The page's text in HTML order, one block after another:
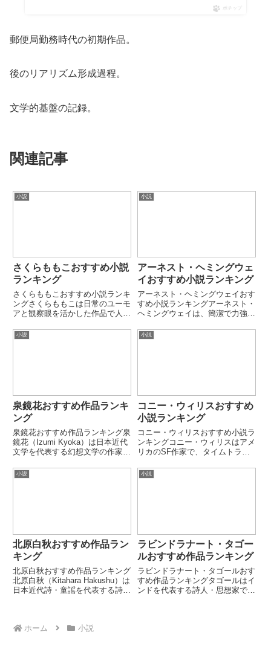
ポチップ
郵便局勤務時代の初期作品。
後のリアリズム形成過程。
文学的基盤の記録。
関連記事
小説
さくらももこおすすめ小説
ランキング
さくらももこおすすめ小説ランキ
ングさくらももこは日常のユーモ
アと観察眼を活かした作品で人気
イを中心に幅広いジャンルで活躍
小説
アーネスト・ヘミングウェ
イおすすめ小説ランキング
アーネスト・ヘミングウェイおす
すめ小説ランキングアーネスト・
ヘミングウェイは、簡潔で力強い
るテーマで知られるアメリカ文学
小説
泉鏡花おすすめ作品ランキ
ング
泉鏡花おすすめ作品ランキング泉
鏡花（Izumi Kyoka）は日本近代
文学を代表する幻想文学の作家で
美文体で知られています。耽美
的・怪異的な世界観を築いた明
小説
コニー・ウィリスおすすめ
小説ランキング
コニー・ウィリスおすすめ小説ラ
ンキングコニー・ウィリスはアメ
リカのSF作家で、タイムトラベ
構成とユーモアを併せ持つ作風で
知られています。人間ドラマと科
小説
北原白秋おすすめ作品ラン
キング
北原白秋おすすめ作品ランキング
北原白秋（Kitahara Hakushu）は
日本近代詩・童謡を代表する詩人
詩のすべてで重要な業績を残した
小説
ラビンドラナート・タゴー
ルおすすめ作品ランキング
ラビンドラナート・タゴールおす
すめ作品ランキングタゴールはイ
ンドを代表する詩人・思想家で、
ホーム 小説